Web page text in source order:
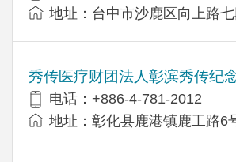
地址：台中市沙鹿区向上路
秀传医疗财团法人彰滨秀传纪
电话：+886-4-781-2012
地址：彰化县鹿港镇鹿工路6